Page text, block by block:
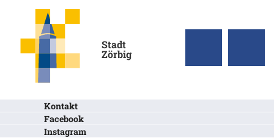
Stadt
Zörbig
Kontakt
Facebook
Instagram